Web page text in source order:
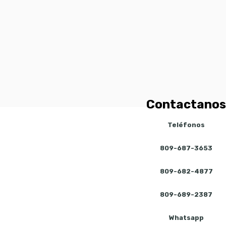
Contactanos
Teléfonos
809-687-3653
809-682-4877
809-689-2387
Whatsapp